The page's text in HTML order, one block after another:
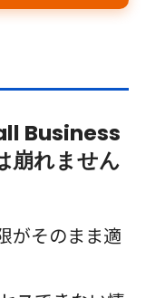
Business
崩れません
がそのまま適